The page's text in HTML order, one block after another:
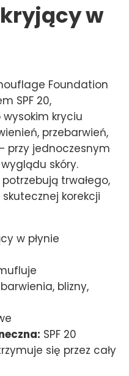
kryjący w
Foundation
SPF 20,
kryciu
przebarwień,
przy jednoczesnym
skóry.
trwałego,
korekcji
w płynie
blizny,
SPF 20
się przez cały